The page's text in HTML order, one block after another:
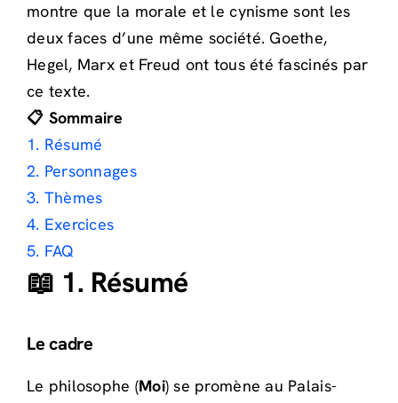
montre que la morale et le cynisme sont les
deux faces d’une même société. Goethe,
Hegel, Marx et Freud ont tous été fascinés par
ce texte.
📋 Sommaire
1. Résumé
2. Personnages
3. Thèmes
4. Exercices
5. FAQ
📖 1. Résumé
Le cadre
Le philosophe (Moi) se promène au Palais-